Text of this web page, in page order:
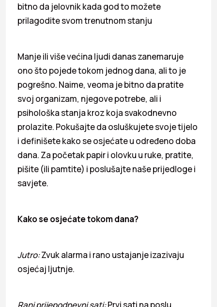
bitno da jelovnik kada god to možete
prilagodite svom trenutnom stanju
Manje ili više većina ljudi danas zanemaruje
ono što pojede tokom jednog dana, ali to je
pogrešno. Naime, veoma je bitno da pratite
svoj organizam, njegove potrebe, ali i
psihološka stanja kroz koja svakodnevno
prolazite. Pokušajte da osluškujete svoje tijelo
i definišete kako se osjećate u određeno doba
dana. Za početak papir i olovku u ruke, pratite,
pišite (ili pamtite) i poslušajte naše prijedloge i
savjete.
Kako se osjećate tokom dana?
Jutro:Zvuk alarma i rano ustajanje izazivaju
osjećaj ljutnje.
Rani prijepodnevni sati:Prvi sati na poslu,